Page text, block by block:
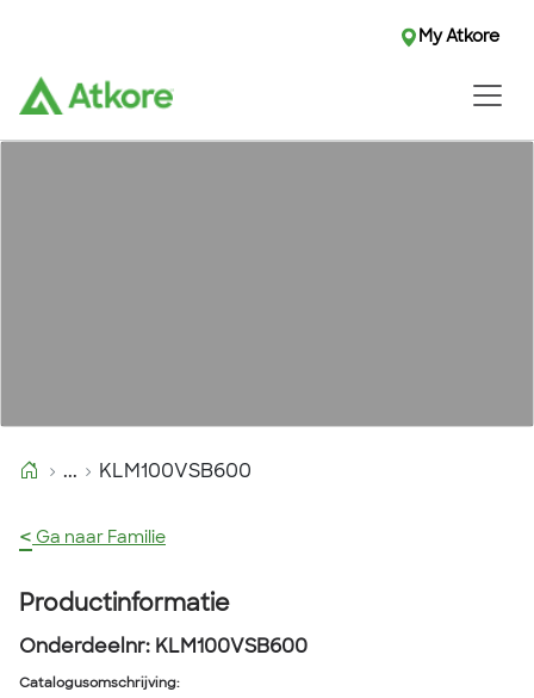
My Atkore
... KLM100VSB600
< Ga naar Familie
Productinformatie
Onderdeelnr: KLM100VSB600
Catalogusomschrijving: